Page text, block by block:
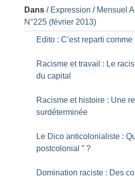
Dans / Expression / Mensuel
N°225 (février 2013)
Edito : C’est reparti comme
Racisme et travail : Le
du capital
Racisme et histoire : Une
surdéterminée
Le Dico anticolonialiste :
postcolonial ” ?
Domination raciste : Des